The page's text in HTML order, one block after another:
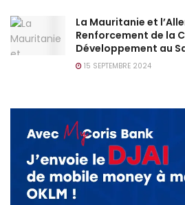
La Mauritanie et
Renforcement de la
Développement au
15 SEPTEMBRE 2024